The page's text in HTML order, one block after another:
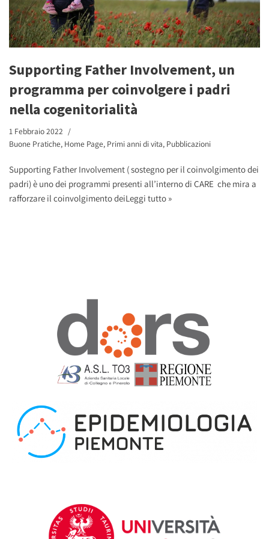
Supporting Father Involvement, un
programma per coinvolgere i padri
nella cogenitorialità
1 Febbraio 2022
Buone Pratiche, Home Page, Primi anni di vita, Pubblicazioni
Supporting Father Involvement ( sostegno per il coinvolgimento dei
padri) è uno dei programmi presenti all’interno di CARE che mira a
rafforzare il coinvolgimento deiLeggi tutto »